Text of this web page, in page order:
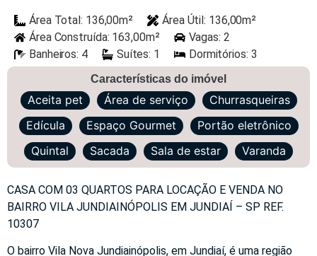
Área Total: 136,00m²
Área Útil: 136,00m²
Área Construída: 163,00m²
Vagas: 2
Banheiros: 4
Suítes: 1 Dormitórios: 3
Características do imóvel
Aceita pet Área de serviço
Churrasqueiras
Edícula
Espaço Gourmet
Portão eletrônico
Quintal
Sacada Sala de estar Varanda
CASA COM 03 QUARTOS PARA LOCAÇÃO E VENDA NO
BAIRRO VILA JUNDIAINÓPOLIS EM JUNDIAÍ – SP REF.
10307
O bairro Vila Nova Jundiainópolis, em Jundiaí, é uma região